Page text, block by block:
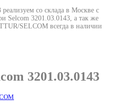
со склада в Москве с
Selcom 3201.03.0143, а так же
SELCOM всегда в наличии
3201.03.0143